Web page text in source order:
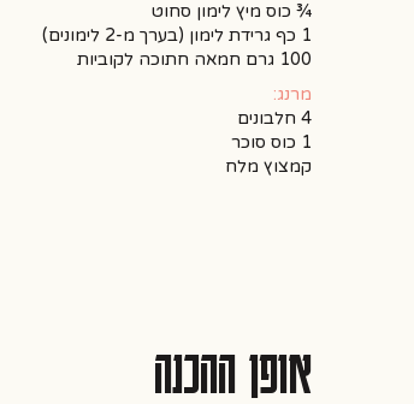
¾ כוס מיץ לימון סחוט
1 כף גרידת לימון (בערך מ-2 לימונים)
מרנג:
‏4 חלבונים
קמצוץ מלח
אופן ההכנה